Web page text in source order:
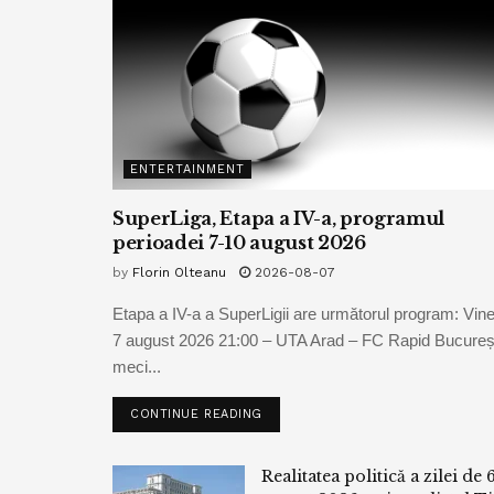
ENTERTAINMENT
SuperLiga, Etapa a IV-a, programul
perioadei 7-10 august 2026
by Florin Olteanu 2026-08-07
Etapa a IV-a a SuperLigii are următorul program:
7 august 2026 21:00 – UTA Arad – FC Rapid
meci...
CONTINUE READING
Realitatea politică a zilei de 6